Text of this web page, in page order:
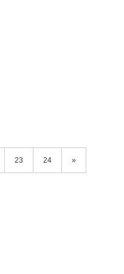
23 24 »